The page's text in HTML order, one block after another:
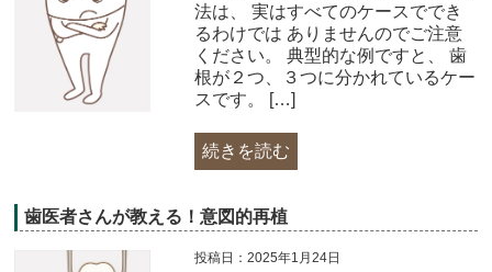
法は、 実はすべてのケースででき
るわけでは ありませんのでご注意
ください。 典型的な例ですと、 歯
根が２つ、３つに分かれているケー
スです。 […]
続きを読む
歯医者さんが教える！意図的再植
投稿日：2025年1月24日